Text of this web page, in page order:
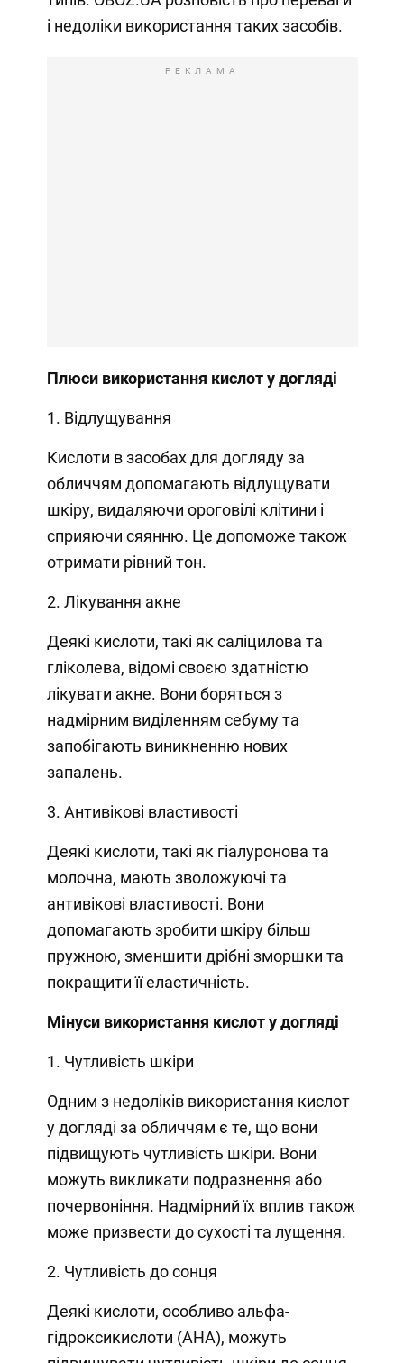
і недоліки використання таких засобів.
РЕКЛАМА
Плюси використання кислот у догляді
1. Відлущування
Кислоти в засобах для догляду за
обличчям допомагають відлущувати
шкіру, видаляючи ороговілі клітини і
сприяючи сяянню. Це допоможе також
отримати рівний тон.
2. Лікування акне
Деякі кислоти, такі як саліцилова та
гліколева, відомі своєю здатністю
лікувати акне. Вони боряться з
надмірним виділенням себуму та
запобігають виникненню нових
запалень.
3. Антивікові властивості
Деякі кислоти, такі як гіалуронова та
молочна, мають зволожуючі та
антивікові властивості. Вони
допомагають зробити шкіру більш
пружною, зменшити дрібні зморшки та
покращити її еластичність.
Мінуси використання кислот у догляді
1. Чутливість шкіри
Одним з недоліків використання кислот
у догляді за обличчям є те, що вони
підвищують чутливість шкіри. Вони
можуть викликати подразнення або
почервоніння. Надмірний їх вплив також
може призвести до сухості та лущення.
2. Чутливість до сонця
Деякі кислоти, особливо альфа-
гідроксикислоти (АНА), можуть